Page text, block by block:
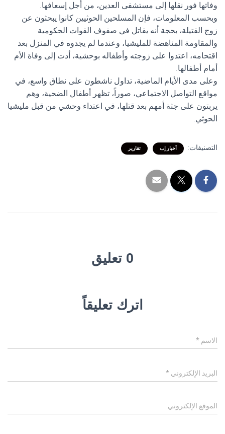
وفاتها فور نقلها إلى مستشفى العدين، من أجل إسعافها.
وبحسب المعلومات، فإن المسلحين الحوثيين كانوا يبحثون عن
زوج القتيلة، بحجة أنه يقاتل في صفوف القوات الحكومية
والمقاومة المناهضة للمليشيا، وعندما لم يجدوه في المنزل بعد
اقتحامه، اعتدوا على زوجته وأطفاله بوحشية، أدت إلى وفاة الأم
أمام أطفالها.
وعلى مدى الأيام الماضية، تداول ناشطون على نطاق واسع، في
مواقع التواصل الاجتماعي، صوراً، تظهر أطفال الضحية، وهم
يربتون على جثة أمهم بعد قتلها، في اعتداء وحشي من قبل مليشيا
الحوثي.
التصنيفات: أخبار إب تقارير
0 تعليق
اترك تعليقاً
الاسم *
البريد الإلكتروني *
الموقع الإلكتروني